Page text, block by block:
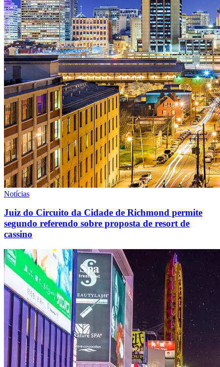
Notícias
Juiz do Circuito da Cidade de Richmond permite
segundo referendo sobre proposta de resort de
cassino